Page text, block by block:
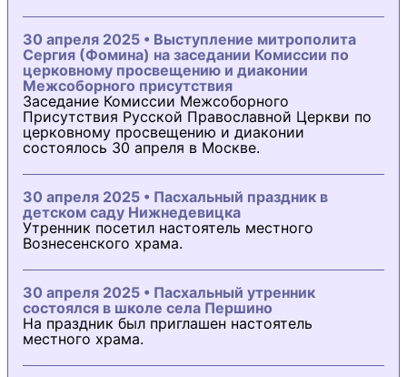
30 апреля 2025 • Выступление митрополита
Сергия (Фомина) на заседании Комиссии по
церковному просвещению и диаконии
Межсоборного присутствия
Заседание Комиссии Межсоборного
Присутствия Русской Православной Церкви по
церковному просвещению и диаконии
состоялось 30 апреля в Москве.
30 апреля 2025 • Пасхальный праздник в
детском саду Нижнедевицка
Утренник посетил настоятель местного
Вознесенского храма.
30 апреля 2025 • Пасхальный утренник
состоялся в школе села Першино
На праздник был приглашен настоятель
местного храма.